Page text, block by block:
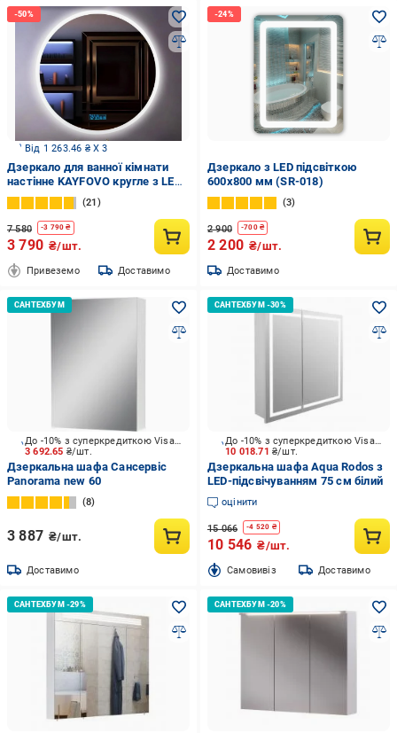
Від 1 263.46 ₴ X 3
Дзеркало для ванної кімнати
настінне KAYFOVO кругле з LED
підсвічуванням/сенсорною
смарт-панеллю/підігрівом/
інформаційним дисплеєм 59х59
см (334173)
21
7 580 -3 790 ₴
3 790 ₴/шт.
Привеземо Доставимо
Дзеркало з LED підсвіткою
600х800 мм (SR-018)
3
2 900 -700₴
2 200 ₴/шт.
Доставимо
3 692.65 ₴/шт.
До -10% з суперкредиткою Visa Вигода
Дзеркальна шафа Сансервіс
Panorama new 60
8
3 887 ₴/шт.
Доставимо
10 018.71 ₴/шт.
До -10% з суперкредиткою Visa Вигода
Дзеркальна шафа Aqua Rodos з
LED-підсвічуванням 75 см білий
оцінити
15 066 -4 520 ₴
10 546 ₴/шт.
Cамовивіз Доставимо